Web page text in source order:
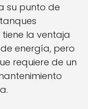
su punto de
la ventaja
energía, pero
requiere de un